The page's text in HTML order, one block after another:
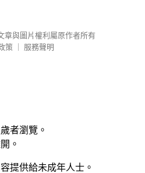
章與圖片權利屬原作者所有
策
服務聲明
者瀏覽。
。
提供給未成年人士。